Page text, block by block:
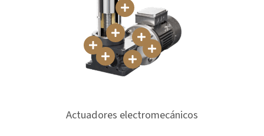
Actuadores electromecánicos